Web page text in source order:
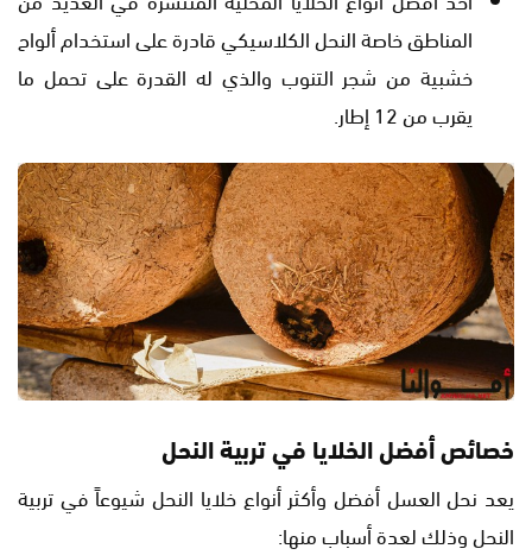
المناطق خاصة النحل الكلاسيكي قادرة على استخدام ألواح
خشبية من شجر التنوب والذي له القدرة على تحمل ما
يقرب من 12 إطار.
خصائص أفضل الخلايا في تربية النحل
يعد نحل العسل أفضل وأكثر أنواع خلايا النحل شيوعاً في تربية
النحل وذلك لعدة أسباب منها: